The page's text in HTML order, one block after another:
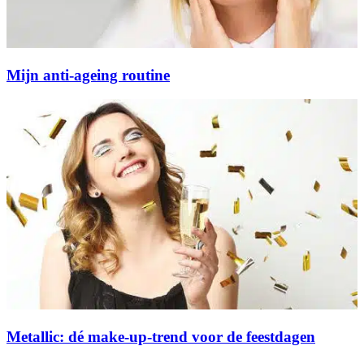
Mijn anti-ageing routine
Metallic: dé make-up-trend voor de feestdagen